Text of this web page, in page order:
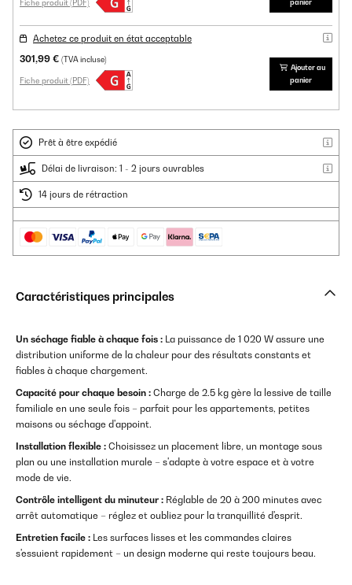
Fiche produit (PDF)
panier
Achetez ce produit en état acceptable
301,99 € (TVA incluse)
Fiche produit (PDF)
Ajouter au
panier
Prêt à être expédié
Délai de livraison: 1 - 2 jours ouvrables
14 jours de rétraction
Caractéristiques principales
Un séchage fiable à chaque fois : La puissance de 1 020 W assure une
distribution uniforme de la chaleur pour des résultats constants et
fiables à chaque chargement.
Capacité pour chaque besoin : Charge de 2.5 kg gère la lessive de taille
familiale en une seule fois – parfait pour les appartements, petites
maisons ou séchage d'appoint.
Installation flexible : Choisissez un placement libre, un montage sous
plan ou une installation murale – s'adapte à votre espace et à votre
mode de vie.
Contrôle intelligent du minuteur : Réglable de 20 à 200 minutes avec
arrêt automatique – réglez et oubliez pour la tranquillité d'esprit.
Entretien facile : Les surfaces lisses et les commandes claires
s'essuient rapidement – un design moderne qui reste toujours beau.